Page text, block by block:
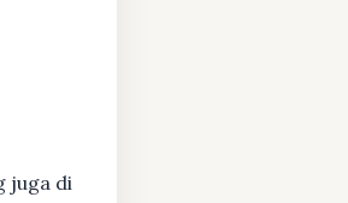
juga di